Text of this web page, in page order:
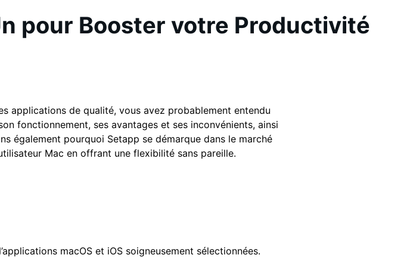
pour Booster votre Productivité
applications de qualité, vous avez probablement entendu
fonctionnement, ses avantages et ses inconvénients, ainsi
également pourquoi Setapp se démarque dans le marché
Mac en offrant une flexibilité sans pareille.
macOS et iOS soigneusement sélectionnées.